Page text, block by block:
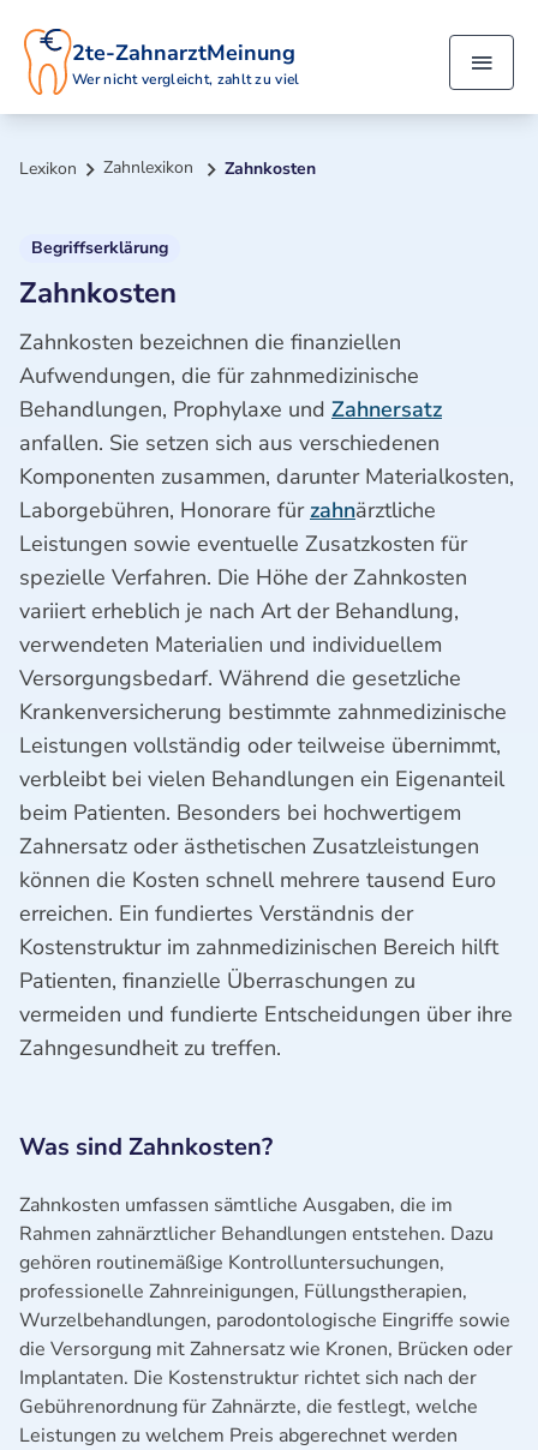
2te-ZahnarztMeinung
Wer nicht vergleicht, zahlt zu viel
Lexikon Zahnlexikon Zahnkosten
Begriffserklärung
Zahnkosten
Zahnkosten bezeichnen die finanziellen
Aufwendungen, die für zahnmedizinische
Behandlungen, Prophylaxe und Zahnersatz
anfallen. Sie setzen sich aus verschiedenen
Komponenten zusammen, darunter Materialkosten,
Laborgebühren, Honorare für zahnärztliche
Leistungen sowie eventuelle Zusatzkosten für
spezielle Verfahren. Die Höhe der Zahnkosten
variiert erheblich je nach Art der Behandlung,
verwendeten Materialien und individuellem
Versorgungsbedarf. Während die gesetzliche
Krankenversicherung bestimmte zahnmedizinische
Leistungen vollständig oder teilweise übernimmt,
verbleibt bei vielen Behandlungen ein Eigenanteil
beim Patienten. Besonders bei hochwertigem
Zahnersatz oder ästhetischen Zusatzleistungen
können die Kosten schnell mehrere tausend Euro
erreichen. Ein fundiertes Verständnis der
Kostenstruktur im zahnmedizinischen Bereich hilft
Patienten, finanzielle Überraschungen zu
vermeiden und fundierte Entscheidungen über ihre
Zahngesundheit zu treffen.
Was sind Zahnkosten?
Zahnkosten umfassen sämtliche Ausgaben, die im
Rahmen zahnärztlicher Behandlungen entstehen. Dazu
gehören routinemäßige Kontrolluntersuchungen,
professionelle Zahnreinigungen, Füllungstherapien,
Wurzelbehandlungen, parodontologische Eingriffe sowie
die Versorgung mit Zahnersatz wie Kronen, Brücken oder
Implantaten. Die Kostenstruktur richtet sich nach der
Gebührenordnung für Zahnärzte, die festlegt, welche
Leistungen zu welchem Preis abgerechnet werden